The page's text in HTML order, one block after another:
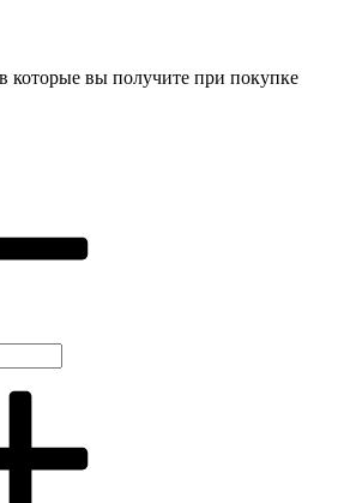
которые вы получите при покупке